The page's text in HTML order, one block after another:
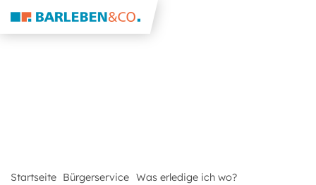
Startseite Bürgerservice Was erledige ich wo?